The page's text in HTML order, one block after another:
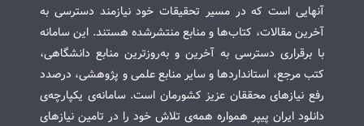
آنهایی است که در مسیر تحقیقات خود نیازمند دسترسی به
آخرین مقالات، کتاب‌ها و منابع منتشرشده هستند. این سامانه
با برقراری دسترسی به آخرین و به‌روزترین منابع دانشگاهی،
کتب مرجع، استانداردها و سایر منابع علمی و پژوهشی، درصدد
رفع نیازهای محققان عزیز کشورمان است. سامانه‌ی یکپارچه‌ی
دانلود ایران پیپر همواره همه‌ی تلاش خود را در تامین نیازهای